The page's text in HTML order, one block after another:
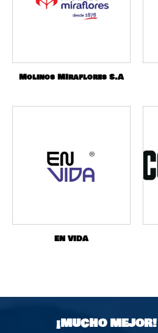
Molinos MIraflores S.A
EN VIDA
¡MUCHO MEJOR!